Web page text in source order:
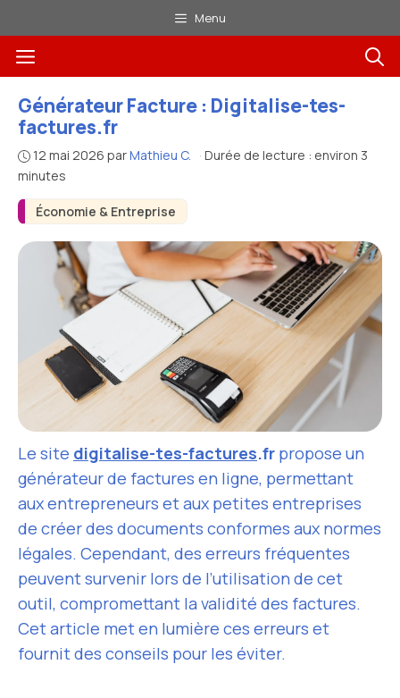
au
contenu
Menu
Menu
Économie & Entreprise
Générateur Facture : Digitalise-tes-
factures.fr
12 mai 2026 parMathieu C. · Durée de lecture : environ 3
minutes
Le site digitalise-tes-factures.fr propose un
générateur de factures en ligne, permettant
aux entrepreneurs et aux petites entreprises
de créer des documents conformes aux normes
légales. Cependant, des erreurs fréquentes
peuvent survenir lors de l’utilisation de cet
outil, compromettant la validité des factures.
Cet article met en lumière ces erreurs et
fournit des conseils pour les éviter.